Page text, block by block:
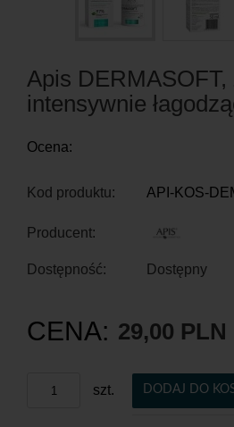
Apis DERMASOFT,
intensywnie
Ocena:
Kod produktu: API-KOS-
Producent:
Dostępność: Dostępny
CENA: 29,00 PLN
szt. DODAJ DO